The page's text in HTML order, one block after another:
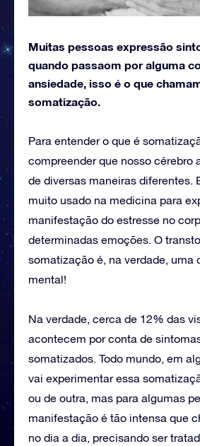
Muitas pessoas expressão
quando passaom por alguma
ansiedade, isso é o que
somatização.
Para entender o que é
compreender que nosso cérebro
de diversas maneiras diferentes.
muito usado na medicina para
manifestação do estresse no
determinadas emoções. O
somatização é, na verdade, uma
mental!
Na verdade, cerca de 12% das
acontecem por conta de
somatizados. Todo mundo, em
vai experimentar essa
ou de outra, mas para algumas
manifestação é tão intensa que
no dia a dia, precisando ser